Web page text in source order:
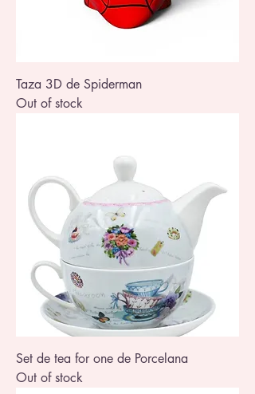
Taza 3D de Spiderman
Out of stock
Set de tea for one de Porcelana
Out of stock